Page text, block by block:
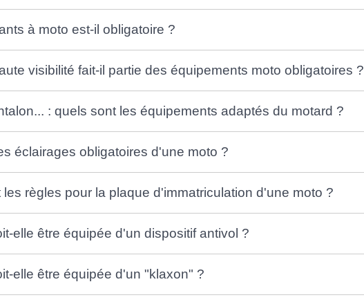
à moto est-il obligatoire ?
visibilité fait-il partie des équipements moto obligatoires ?
: quels sont les équipements adaptés du motard ?
éclairages obligatoires d'une moto ?
les règles pour la plaque d'immatriculation d'une moto ?
elle être équipée d'un dispositif antivol ?
elle être équipée d'un "klaxon" ?